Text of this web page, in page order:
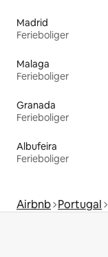
Madrid
Ferieboliger
Malaga
Ferieboliger
Granada
Ferieboliger
Albufeira
Ferieboliger
Airbnb Portugal